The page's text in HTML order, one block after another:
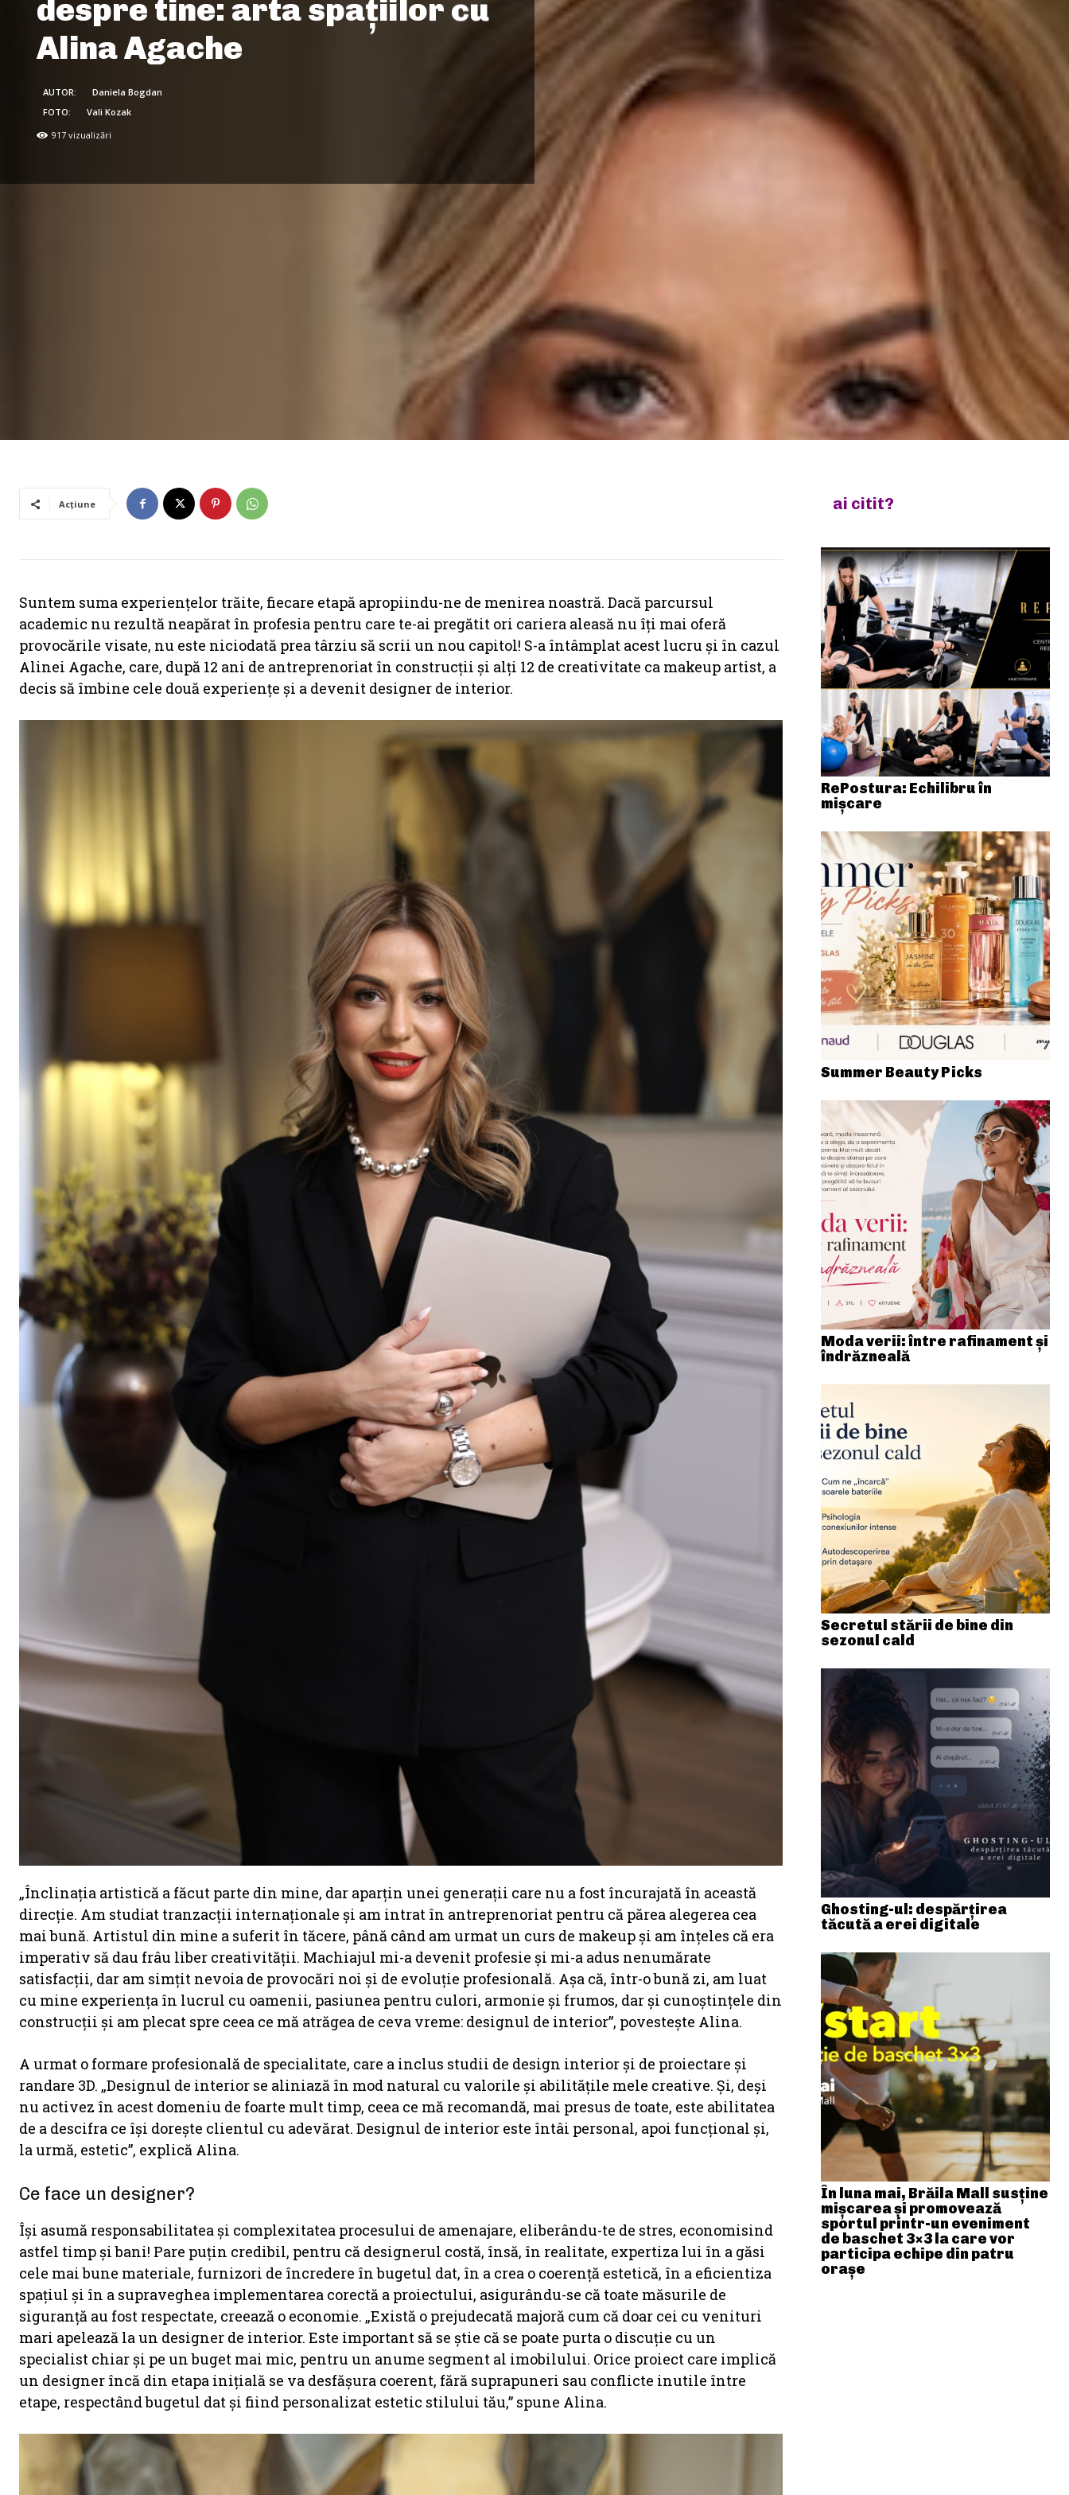
despre tine: arta spațiilor cu
Alina Agache
AUTOR:
Daniela Bogdan
FOTO:
Vali Kozak
917 vizualizări
Acțiune
Suntem suma experiențelor trăite, fiecare etapă apropiindu-ne de menirea noastră. Dacă parcursul
academic nu rezultă neapărat în profesia pentru care te-ai pregătit ori cariera aleasă nu îți mai oferă
provocările visate, nu este niciodată prea târziu să scrii un nou capitol! S-a întâmplat acest lucru și în cazul
Alinei Agache, care, după 12 ani de antreprenoriat în construcții și alți 12 de creativitate ca makeup artist, a
decis să îmbine cele două experiențe și a devenit designer de interior.
„Înclinația artistică a făcut parte din mine, dar aparțin unei generații care nu a fost încurajată în această
direcție. Am studiat tranzacții internaționale și am intrat în antreprenoriat pentru că părea alegerea cea
mai bună. Artistul din mine a suferit în tăcere, până când am urmat un curs de makeup și am înțeles că era
imperativ să dau frâu liber creativității. Machiajul mi-a devenit profesie și mi-a adus nenumărate
satisfacții, dar am simțit nevoia de provocări noi și de evoluție profesională. Așa că, într-o bună zi, am luat
cu mine experiența în lucrul cu oamenii, pasiunea pentru culori, armonie și frumos, dar și cunoștințele din
construcții și am plecat spre ceea ce mă atrăgea de ceva vreme: designul de interior”, povestește Alina.
A urmat o formare profesională de specialitate, care a inclus studii de design interior și de proiectare și
randare 3D. „Designul de interior se aliniază în mod natural cu valorile și abilitățile mele creative. Și, deși
nu activez în acest domeniu de foarte mult timp, ceea ce mă recomandă, mai presus de toate, este abilitatea
de a descifra ce își dorește clientul cu adevărat. Designul de interior este întâi personal, apoi funcțional și,
la urmă, estetic”, explică Alina.
Ce face un designer?
Își asumă responsabilitatea și complexitatea procesului de amenajare, eliberându-te de stres, economisind
astfel timp și bani! Pare puțin credibil, pentru că designerul costă, însă, în realitate, expertiza lui în a găsi
cele mai bune materiale, furnizori de încredere în bugetul dat, în a crea o coerență estetică, în a eficientiza
spațiul și în a supraveghea implementarea corectă a proiectului, asigurându-se că toate măsurile de
siguranță au fost respectate, creează o economie. „Există o prejudecată majoră cum că doar cei cu venituri
mari apelează la un designer de interior. Este important să se știe că se poate purta o discuție cu un
specialist chiar și pe un buget mai mic, pentru un anume segment al imobilului. Orice proiect care implică
un designer încă din etapa inițială se va desfășura coerent, fără suprapuneri sau conflicte inutile între
etape, respectând bugetul dat și fiind personalizat estetic stilului tău,” spune Alina.
ai citit?
RePostura: Echilibru în
mișcare
Summer Beauty Picks
Moda verii: între rafinament și
îndrăzneală
Secretul stării de bine din
sezonul cald
Ghosting-ul: despărțirea
tăcută a erei digitale
În luna mai, Brăila Mall susține
mişcarea și promovează
sportul printr-un eveniment
de baschet 3×3 la care vor
participa echipe din patru
orașe